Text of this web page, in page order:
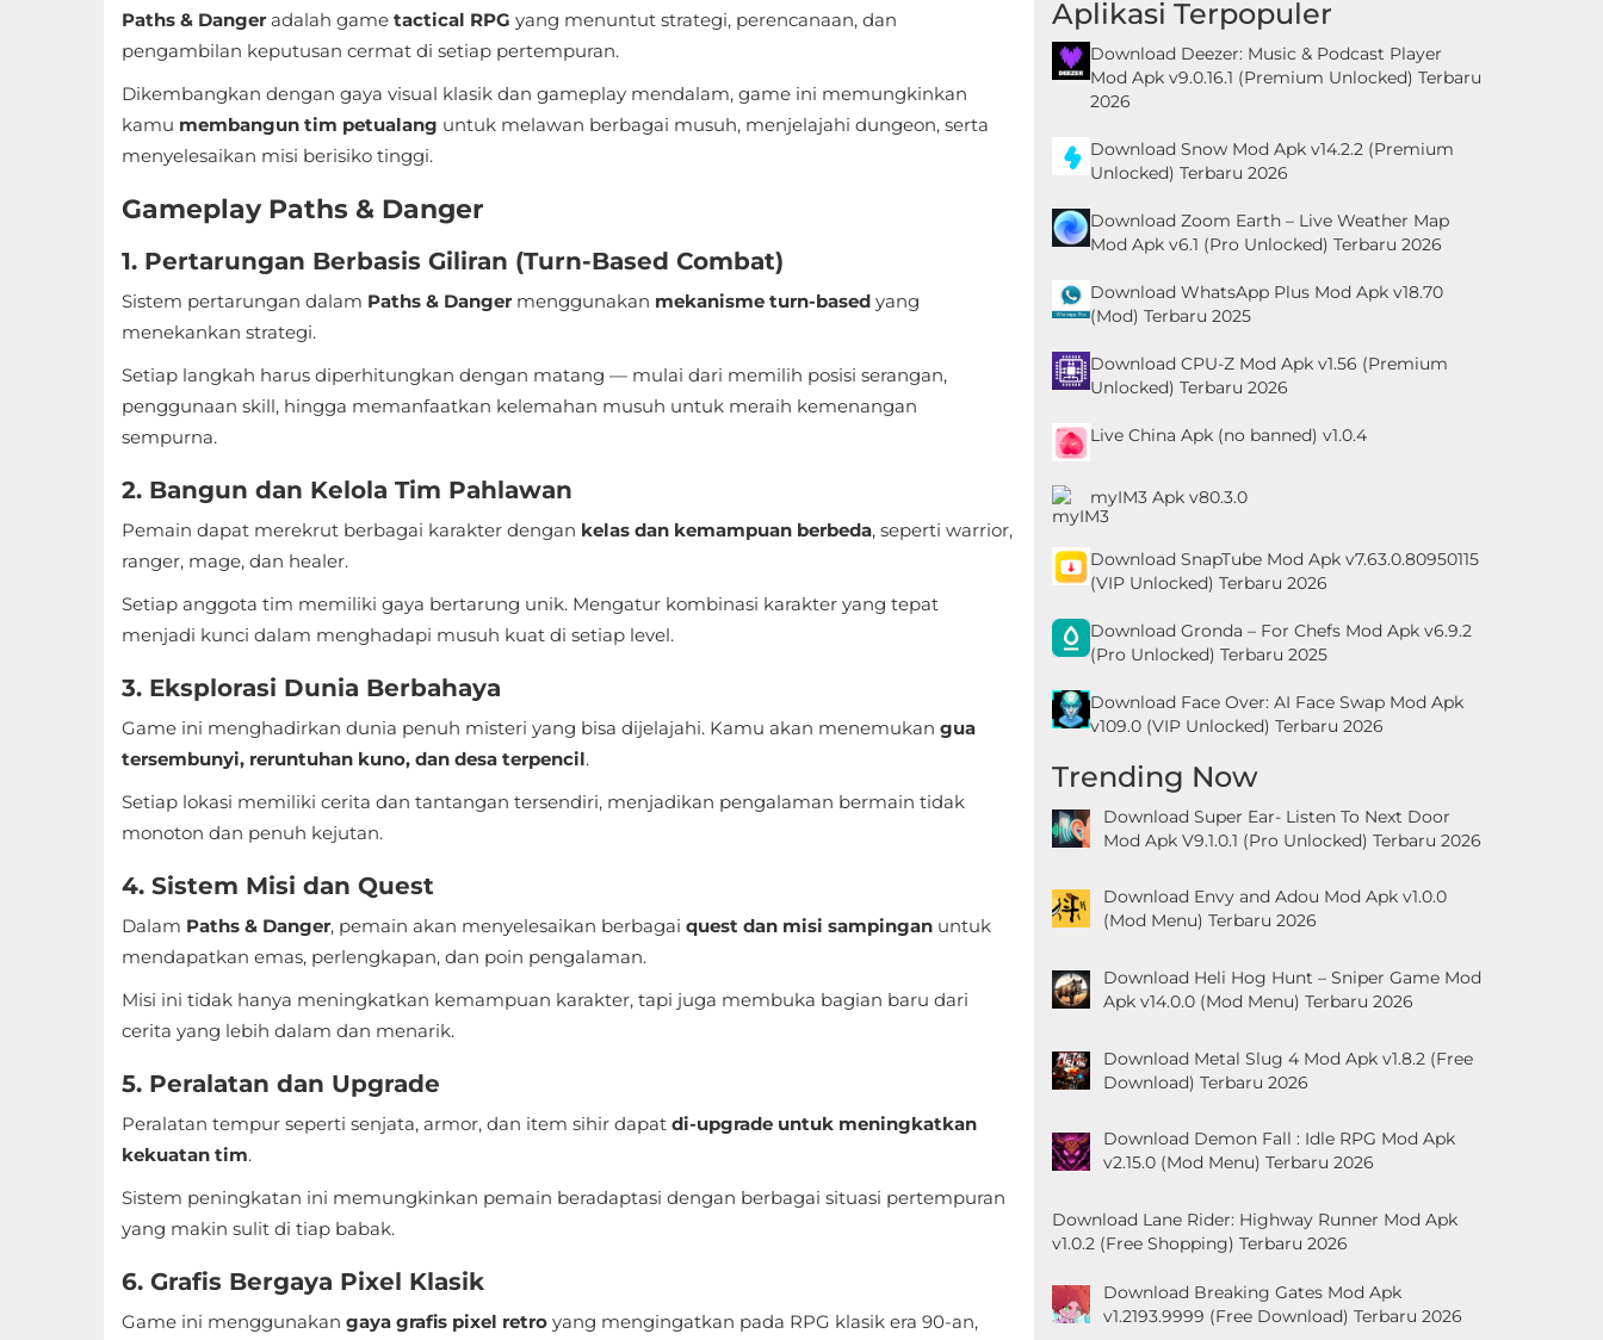
Simulation
Standalone
Paths & Danger adalah game tactical RPG yang menuntut strategi, perencanaan, dan
pengambilan keputusan cermat di setiap pertempuran.
Dikembangkan dengan gaya visual klasik dan gameplay mendalam, game ini memungkinkan
kamu membangun tim petualang untuk melawan berbagai musuh, menjelajahi dungeon, serta
menyelesaikan misi berisiko tinggi.
Gameplay Paths & Danger
1. Pertarungan Berbasis Giliran (Turn-Based Combat)
Sistem pertarungan dalam Paths & Danger menggunakan mekanisme turn-based yang
menekankan strategi.
Setiap langkah harus diperhitungkan dengan matang — mulai dari memilih posisi serangan,
penggunaan skill, hingga memanfaatkan kelemahan musuh untuk meraih kemenangan
sempurna.
2. Bangun dan Kelola Tim Pahlawan
Pemain dapat merekrut berbagai karakter dengan kelas dan kemampuan berbeda, seperti warrior,
ranger, mage, dan healer.
Setiap anggota tim memiliki gaya bertarung unik. Mengatur kombinasi karakter yang tepat
menjadi kunci dalam menghadapi musuh kuat di setiap level.
3. Eksplorasi Dunia Berbahaya
Game ini menghadirkan dunia penuh misteri yang bisa dijelajahi. Kamu akan menemukan gua
tersembunyi, reruntuhan kuno, dan desa terpencil.
Setiap lokasi memiliki cerita dan tantangan tersendiri, menjadikan pengalaman bermain tidak
monoton dan penuh kejutan.
4. Sistem Misi dan Quest
Dalam Paths & Danger, pemain akan menyelesaikan berbagai quest dan misi sampingan untuk
mendapatkan emas, perlengkapan, dan poin pengalaman.
Misi ini tidak hanya meningkatkan kemampuan karakter, tapi juga membuka bagian baru dari
cerita yang lebih dalam dan menarik.
5. Peralatan dan Upgrade
Peralatan tempur seperti senjata, armor, dan item sihir dapat di-upgrade untuk meningkatkan
kekuatan tim.
Sistem peningkatan ini memungkinkan pemain beradaptasi dengan berbagai situasi pertempuran
yang makin sulit di tiap babak.
6. Grafis Bergaya Pixel Klasik
Game ini menggunakan gaya grafis pixel retro yang mengingatkan pada RPG klasik era 90-an,
Aplikasi Terpopuler
Download Deezer: Music & Podcast Player
Mod Apk v9.0.16.1 (Premium Unlocked) Terbaru
2026
Download Snow Mod Apk v14.2.2 (Premium
Unlocked) Terbaru 2026
Download Zoom Earth – Live Weather Map
Mod Apk v6.1 (Pro Unlocked) Terbaru 2026
Download WhatsApp Plus Mod Apk v18.70
(Mod) Terbaru 2025
Download CPU-Z Mod Apk v1.56 (Premium
Unlocked) Terbaru 2026
Live China Apk (no banned) v1.0.4
myIM3 Apk v80.3.0
Download SnapTube Mod Apk v7.63.0.80950115
(VIP Unlocked) Terbaru 2026
Download Gronda – For Chefs Mod Apk v6.9.2
(Pro Unlocked) Terbaru 2025
Download Face Over: AI Face Swap Mod Apk
v109.0 (VIP Unlocked) Terbaru 2026
Trending Now
Download Super Ear- Listen To Next Door
Mod Apk V9.1.0.1 (Pro Unlocked) Terbaru 2026
Download Envy and Adou Mod Apk v1.0.0
(Mod Menu) Terbaru 2026
Download Heli Hog Hunt – Sniper Game Mod
Apk v14.0.0 (Mod Menu) Terbaru 2026
Download Metal Slug 4 Mod Apk v1.8.2 (Free
Download) Terbaru 2026
Download Demon Fall : Idle RPG Mod Apk
v2.15.0 (Mod Menu) Terbaru 2026
Download Lane Rider: Highway Runner Mod Apk
v1.0.2 (Free Shopping) Terbaru 2026
Download Breaking Gates Mod Apk
v1.2193.9999 (Free Download) Terbaru 2026